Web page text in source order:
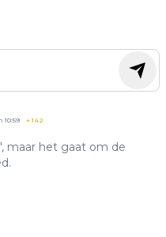
10:59 +142
maar het gaat om de